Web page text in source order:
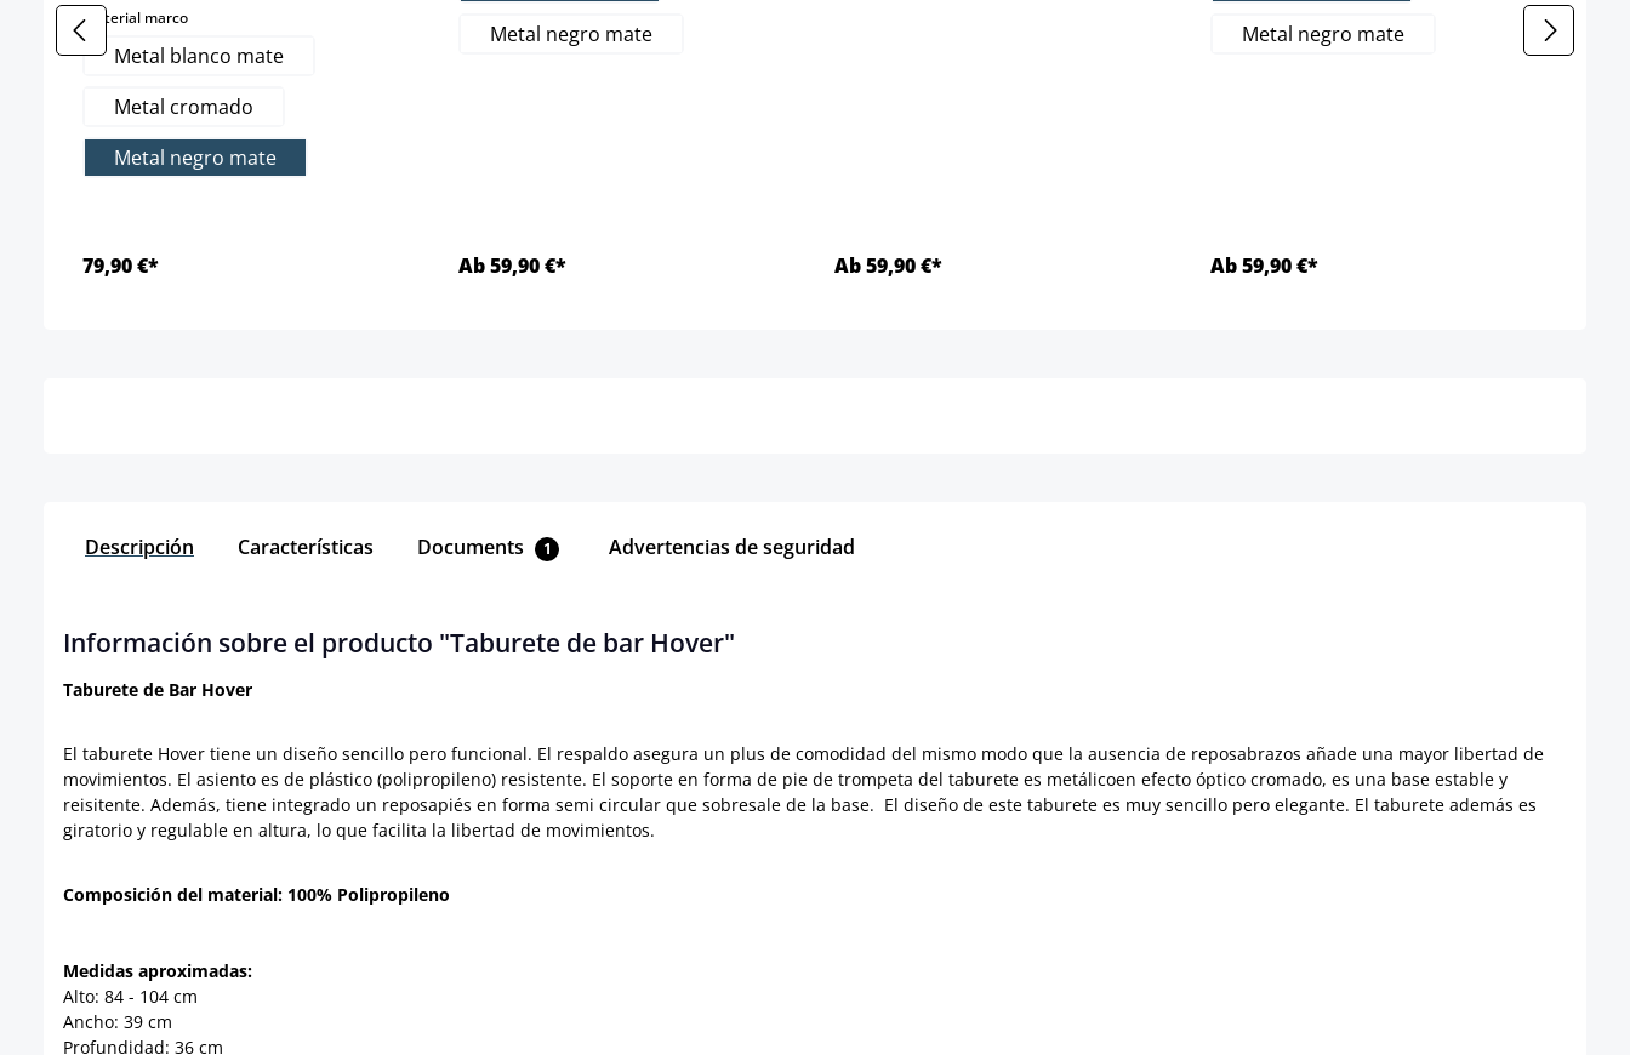
Material marcoselect
Metal blanco mate
Metal cromado
Metal negro mate
79,90 €*
Metal negro mate
Ab 59,90 €* Ab 59,90 €*
Metal negro mate
Ab 59,90 €*
Descripción Características Documents 1 Advertencias de seguridad
Información sobre el producto "Taburete de bar Hover"
Taburete de Bar Hover
El taburete Hover tiene un diseño sencillo pero funcional. El respaldo asegura un plus de comodidad del mismo modo que la ausencia de reposabrazos añade una mayor libertad de
movimientos. El asiento es de plástico (polipropileno) resistente. El soporte en forma de pie de trompeta del taburete es metálicoen efecto óptico cromado, es una base estable y
reisitente. Además, tiene integrado un reposapiés en forma semi circular que sobresale de la base. El diseño de este taburete es muy sencillo pero elegante. El taburete además es
giratorio y regulable en altura, lo que facilita la libertad de movimientos.
Composición del material: 100% Polipropileno
Medidas aproximadas:
Alto: 84 - 104 cm
Ancho: 39 cm
Profundidad: 36 cm